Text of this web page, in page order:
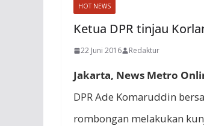
HOT NEWS
Ketua DPR tinjau
22 Juni 2016 Redaktur
Jakarta, News Metro
DPR Ade Komaruddin
rombongan melakukan